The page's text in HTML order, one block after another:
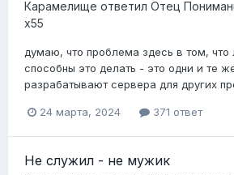
Карамелище ответил Отец
x55
думаю, что проблема здесь в том, что
способны это делать - это одни и те
разрабатывают сервера для других
24 марта, 2024 371 ответ
Не служил - не мужик